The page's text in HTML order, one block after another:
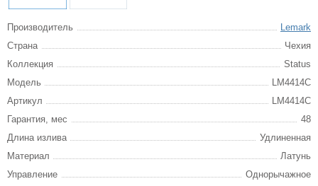
Производитель
Lemark
Страна
Чехия
Коллекция
Status
Модель
LM4414C
Артикул
LM4414C
Гарантия, мес
48
Длина излива
Удлиненная
Материал
Латунь
Управление
Однорычажное